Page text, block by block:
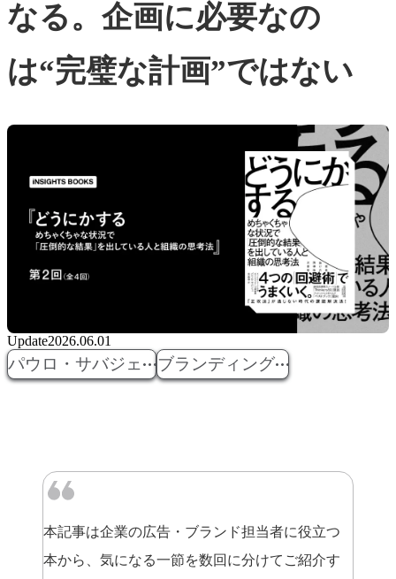
なる。企画に必要なの
は“完璧な計画”ではない
Update2026.06.01
パウロ・サバジェ ブランディング
本記事は企業の広告・ブランド担当者に役立つ
本から、気になる一節を数回に分けてご紹介す